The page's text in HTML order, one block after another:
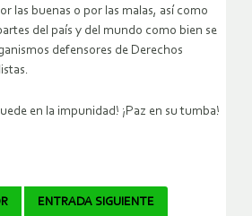
las buenas o por las malas, así como
del país y del mundo como bien se
defensores de Derechos
en la impunidad! ¡Paz en su tumba!
ENTRADA SIGUIENTE